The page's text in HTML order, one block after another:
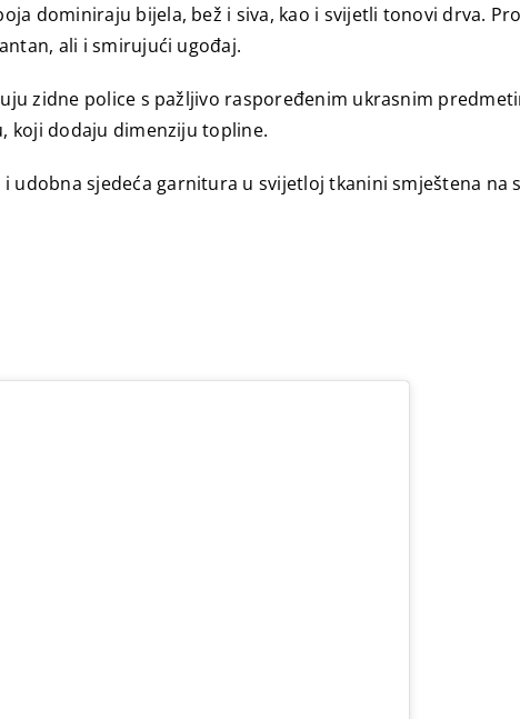
dominiraju bijela, bež i siva, kao i svijetli tonovi drva.
ali i smirujući ugođaj.
zidne police s pažljivo raspoređenim ukrasnim
koji dodaju dimenziju topline.
udobna sjedeća garnitura u svijetloj tkanini smještena na